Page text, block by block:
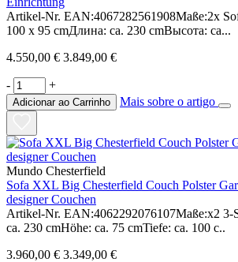
Artikel-Nr. EAN:4067282561908Maße:2x
100 x 95 cmДлина: ca. 230 cmВысота: ca...
4.550,00 € 3.849,00 €
- +
Adicionar ao Carrinho Mais sobre o artigo
Mundo Chesterfield
Sofa XXL Big Chesterfield Couch Polster
designer Couchen
Artikel-Nr. EAN:4062292076107Maße:x2 3-
ca. 230 cmHöhe: ca. 75 cmTiefe: ca. 100 c..
3.960,00 € 3.349,00 €